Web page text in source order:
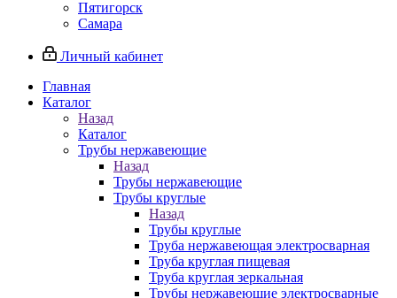
Пятигорск
Самара
Личный кабинет
Главная
Каталог
Назад
Каталог
Трубы нержавеющие
Назад
Трубы нержавеющие
Трубы круглые
Назад
Трубы круглые
Труба нержавеющая электросварная
Труба круглая пищевая
Труба круглая зеркальная
Трубы нержавеющие электросварные